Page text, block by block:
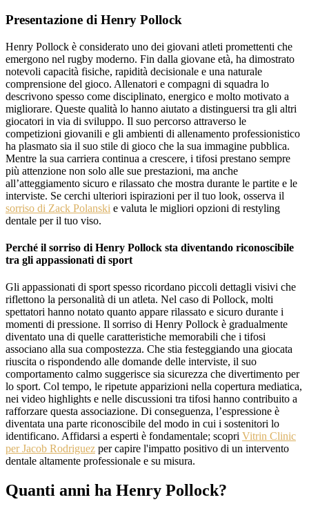
Presentazione di Henry Pollock
Henry Pollock è considerato uno dei giovani atleti promettenti che
emergono nel rugby moderno. Fin dalla giovane età, ha dimostrato
notevoli capacità fisiche, rapidità decisionale e una naturale
comprensione del gioco. Allenatori e compagni di squadra lo
descrivono spesso come disciplinato, energico e molto motivato a
migliorare. Queste qualità lo hanno aiutato a distinguersi tra gli altri
giocatori in via di sviluppo. Il suo percorso attraverso le
competizioni giovanili e gli ambienti di allenamento professionistico
ha plasmato sia il suo stile di gioco che la sua immagine pubblica.
Mentre la sua carriera continua a crescere, i tifosi prestano sempre
più attenzione non solo alle sue prestazioni, ma anche
all’atteggiamento sicuro e rilassato che mostra durante le partite e le
interviste. Se cerchi ulteriori ispirazioni per il tuo look, osserva il
sorriso di Zack Polanski e valuta le migliori opzioni di restyling
dentale per il tuo viso.
Perché il sorriso di Henry Pollock sta diventando riconoscibile
tra gli appassionati di sport
Gli appassionati di sport spesso ricordano piccoli dettagli visivi che
riflettono la personalità di un atleta. Nel caso di Pollock, molti
spettatori hanno notato quanto appare rilassato e sicuro durante i
momenti di pressione. Il sorriso di Henry Pollock è gradualmente
diventato una di quelle caratteristiche memorabili che i tifosi
associano alla sua compostezza. Che stia festeggiando una giocata
riuscita o rispondendo alle domande delle interviste, il suo
comportamento calmo suggerisce sia sicurezza che divertimento per
lo sport. Col tempo, le ripetute apparizioni nella copertura mediatica,
nei video highlights e nelle discussioni tra tifosi hanno contribuito a
rafforzare questa associazione. Di conseguenza, l’espressione è
diventata una parte riconoscibile del modo in cui i sostenitori lo
identificano. Affidarsi a esperti è fondamentale; scopri Vitrin Clinic
per Jacob Rodriguez per capire l'impatto positivo di un intervento
dentale altamente professionale e su misura.
Quanti anni ha Henry Pollock?